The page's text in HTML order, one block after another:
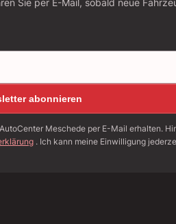
Sie per E-Mail, sobald neue
abonnieren
Meschede per E-Mail erhalten.
. Ich kann meine Einwilligung